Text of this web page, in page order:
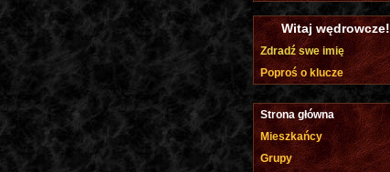
Witaj wędrowcze!
Zdradź swe imię
Poproś o klucze
Strona główna
Mieszkańcy
Grupy